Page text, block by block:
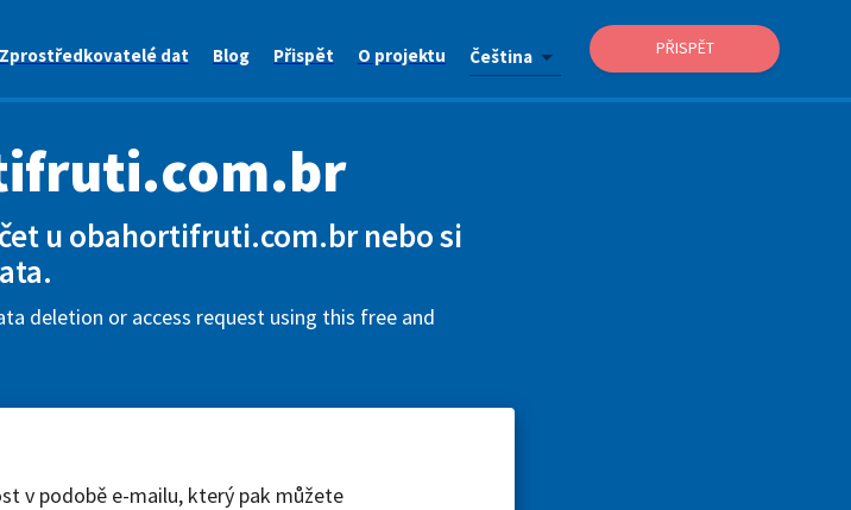
Zprostředkovatelé dat Blog Přispět O projektu Čeština PŘISPĚT
u obahortifruti.com.br nebo si
deletion or access request using this free and
v podobě e-mailu, který pak můžete